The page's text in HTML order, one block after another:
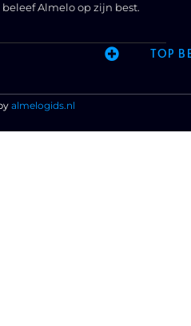
beleef Almelo op zijn best.
TOP
almelogids.nl